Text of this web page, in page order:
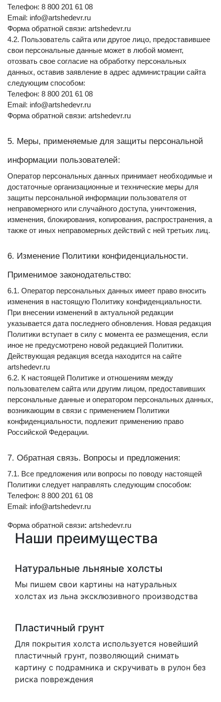
Телефон: 8 800 201 61 08
Email: info@artshedevr.ru
Форма обратной связи: artshedevr.ru
4.2. Пользователь сайта или другое лицо, предоставившее
свои персональные данные может в любой момент,
отозвать свое согласие на обработку персональных
данных, оставив заявление в адрес администрации сайта
следующим способом:
Телефон: 8 800 201 61 08
Email: info@artshedevr.ru
Форма обратной связи: artshedevr.ru
5. Меры, применяемые для защиты персональной
информации пользователей:
Оператор персональных данных принимает необходимые и
достаточные организационные и технические меры для
защиты персональной информации пользователя от
неправомерного или случайного доступа, уничтожения,
изменения, блокирования, копирования, распространения, а
также от иных неправомерных действий с ней третьих лиц.
6. Изменение Политики конфиденциальности.
Применимое законодательство:
6.1. Оператор персональных данных имеет право вносить
изменения в настоящую Политику конфиденциальности.
При внесении изменений в актуальной редакции
указывается дата последнего обновления. Новая редакция
Политики вступает в силу с момента ее размещения, если
иное не предусмотрено новой редакцией Политики.
Действующая редакция всегда находится на сайте
artshedevr.ru
6.2. К настоящей Политике и отношениям между
пользователем сайта или другим лицом, предоставивших
персональные данные и оператором персональных данных,
возникающим в связи с применением Политики
конфиденциальности, подлежит применению право
Российской Федерации.
7. Обратная связь. Вопросы и предложения:
7.1. Все предложения или вопросы по поводу настоящей
Политики следует направлять следующим способом:
Телефон: 8 800 201 61 08
Email: info@artshedevr.ru
Форма обратной связи: artshedevr.ru
Наши преимущества
Натуральные льняные холсты
Мы пишем свои картины на натуральных
холстах из льна эксклюзивного производства
Пластичный грунт
Для покрытия холста используется новейший
пластичный грунт, позволяющий снимать
картину с подрамника и скручивать в рулон без
риска повреждения